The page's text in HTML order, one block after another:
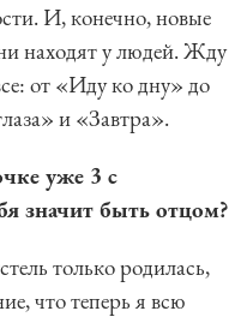
И, конечно, новые
находят у людей. Жду
от «Иду ко дну» до
и «Завтра».
уже 3 с
значит быть отцом?
только родилась,
что теперь я всю